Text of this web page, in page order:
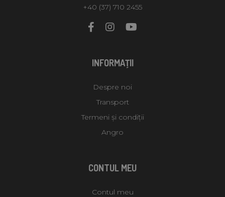
+40 (37) 710 2455
INFORMAŢII
Despre noi
Transport
Termeni și condiții
Angro
CONTUL MEU
Contul meu